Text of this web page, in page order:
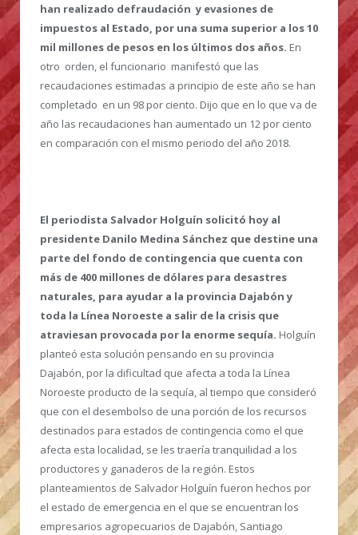
han realizado defraudación y evasiones de
impuestos al Estado, por una suma superior a los 10
mil millones de pesos en los últimos dos años. En
otro orden, el funcionario manifestó que las
recaudaciones estimadas a principio de este año se han
completado en un 98 por ciento. Dijo que en lo que va de
año las recaudaciones han aumentado un 12 por ciento
en comparación con el mismo periodo del año 2018.
El periodista Salvador Holguín solicitó hoy al
presidente Danilo Medina Sánchez que destine una
parte del fondo de contingencia que cuenta con
más de 400 millones de dólares para desastres
naturales, para ayudar a la provincia Dajabón y
toda la Línea Noroeste a salir de la crisis que
atraviesan provocada por la enorme sequía. Holguín
planteó esta solución pensando en su provincia
Dajabón, por la dificultad que afecta a toda la Línea
Noroeste producto de la sequía, al tiempo que consideró
que con el desembolso de una porción de los recursos
destinados para estados de contingencia como el que
afecta esta localidad, se les traería tranquilidad a los
productores y ganaderos de la región. Estos
planteamientos de Salvador Holguín fueron hechos por
el estado de emergencia en el que se encuentran los
empresarios agropecuarios de Dajabón, Santiago